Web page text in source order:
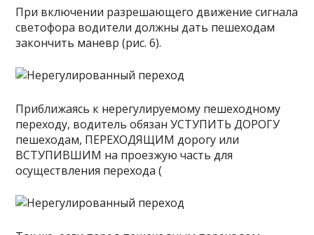
При включении разрешающего движение сигнала
светофора водители должны дать пешеходам
закончить маневр (рис. 6).
Приближаясь к нерегулируемому пешеходному
переходу, водитель обязан УСТУПИТЬ ДОРОГУ
пешеходам, ПЕРЕХОДЯЩИМ дорогу или
ВСТУПИВШИМ на проезжую часть для
осуществления перехода (